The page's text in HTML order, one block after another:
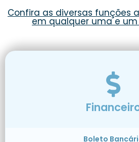
Confira as diversas funções
em qualquer uma e
Boleto